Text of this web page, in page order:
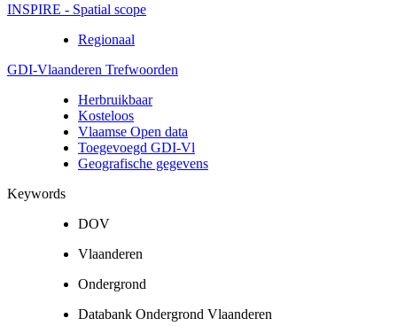
INSPIRE - Spatial scope
Regionaal
GDI-Vlaanderen Trefwoorden
Herbruikbaar
Kosteloos
Vlaamse Open data
Toegevoegd GDI-Vl
Geografische gegevens
Keywords
DOV
Vlaanderen
Ondergrond
Databank Ondergrond Vlaanderen